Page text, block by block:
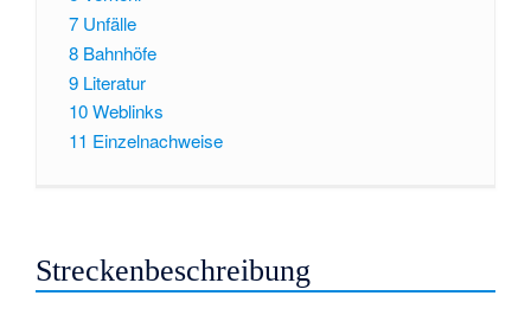
7 Unfälle
8 Bahnhöfe
9 Literatur
10Weblinks
11 Einzelnachweise
Streckenbeschreibung